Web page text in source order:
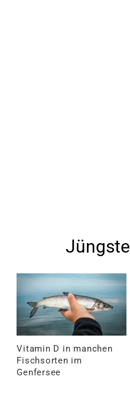
Vitamin D in manchen
Fischsorten im
Genfersee